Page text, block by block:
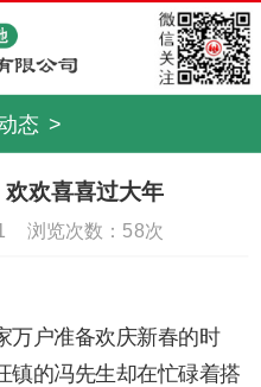
态 >
欢喜喜过大年
浏览次数： 58次
万户准备欢庆新春的时
镇的冯先生却在忙碌着搭